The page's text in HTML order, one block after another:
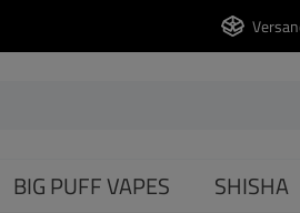
BIG PUFF VAPES SHISHA